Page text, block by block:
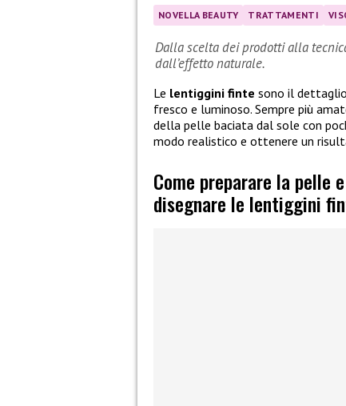
NOVELLA BEAUTY TRATTAMENTI
Dalla scelta dei prodotti alla
dall’effetto naturale.
Le lentiggini finte sono il
fresco e luminoso. Sempre più
della pelle baciata dal sole con
modo realistico e ottenere un
Come preparare la
disegnare le lentiggini